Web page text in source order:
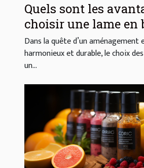
Quels sont les
choisir une lame en
composite pour
?
Dans la quête d’un aménagement
harmonieux et durable, le choix
un...